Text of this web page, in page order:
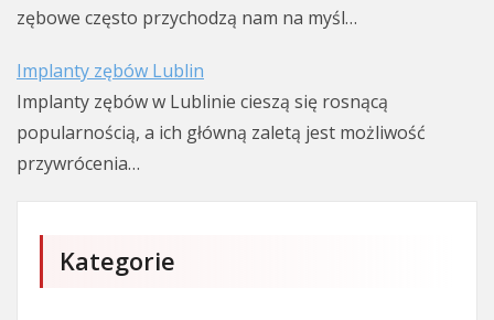
zębowe często przychodzą nam na myśl…
Implanty zębów Lublin
Implanty zębów w Lublinie cieszą się rosnącą
popularnością, a ich główną zaletą jest możliwość
przywrócenia…
Kategorie